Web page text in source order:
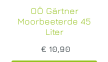
OÖ Gärtner
Moorbeeterde 45
Liter
€ 10,90
oder per E-Mail, wann
abholbereit ist.
Ihrer Bestellung oder